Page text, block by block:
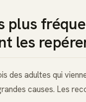
plus
les
des adultes qui
causes. Les